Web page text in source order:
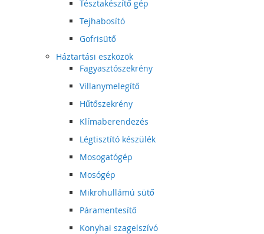
Tésztakészítő gép
Tejhabosító
Gofrisütő
Háztartási eszközök
Fagyasztószekrény
Villanymelegítő
Hűtőszekrény
Klímaberendezés
Légtisztító készülék
Mosogatógép
Mosógép
Mikrohullámú sütő
Páramentesítő
Konyhai szagelszívó